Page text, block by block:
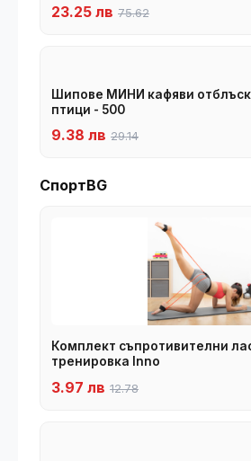
23.25 лв 75.62
Шипове МИНИ кафяви
птици - 500
9.38 лв 29.14
СпортBG
Комплект съпротивителни
тренировка Inno
3.97 лв 12.78